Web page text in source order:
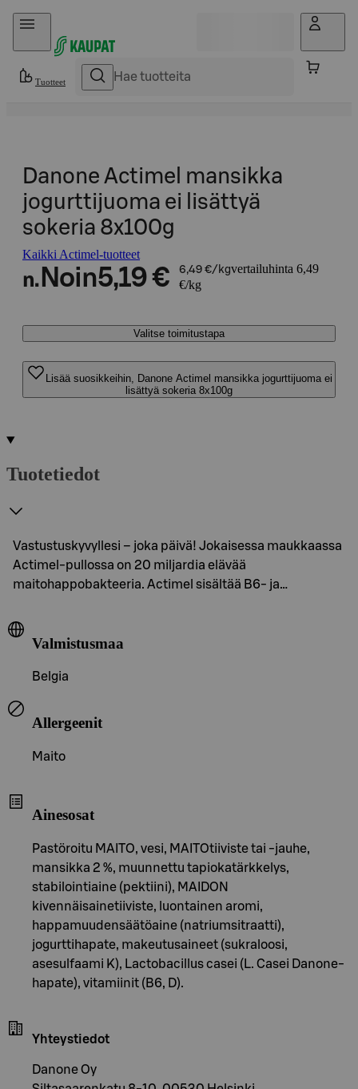
Hyppää sisältöön
Tuotteet
Danone Actimel mansikka
jogurttijuoma ei lisättyä
sokeria 8x100g
Kaikki Actimel-tuotteet
n. Noin5,19 € 6,49 €/kgvertailuhinta 6,49
€/kg
Valitse toimitustapa
Lisää suosikkeihin, Danone Actimel mansikka jogurttijuoma ei
lisättyä sokeria 8x100g
Tuotetiedot
Vastustuskyvyllesi – joka päivä! Jokaisessa maukkaassa
Actimel-pullossa on 20 miljardia elävää
maitohappobakteeria. Actimel sisältää B6- ja…
Valmistusmaa
Belgia
Allergeenit
Maito
Ainesosat
Pastöroitu MAITO, vesi, MAITOtiiviste tai -jauhe,
mansikka 2 %, muunnettu tapiokatärkkelys,
stabilointiaine (pektiini), MAIDON
kivennäisainetiiviste, luontainen aromi,
happamuudensäätöaine (natriumsitraatti),
jogurttihapate, makeutusaineet (sukraloosi,
asesulfaami K), Lactobacillus casei (L. Casei Danone-
hapate), vitamiinit (B6, D).
Yhteystiedot
Danone Oy